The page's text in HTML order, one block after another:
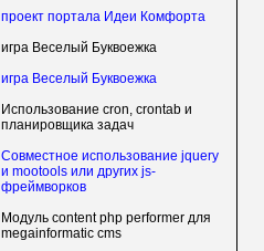
проект портала Идеи Комфорта
игра Веселый Буквоежка
игра Веселый Буквоежка
Использование cron, crontab и
планировщика задач
Совместное использование jquery
и mootools или других js-
фреймворков
Модуль content php performer для
megainformatic cms